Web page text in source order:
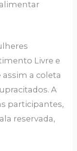
Livre e
assim a coleta
A
participantes,
reservada,